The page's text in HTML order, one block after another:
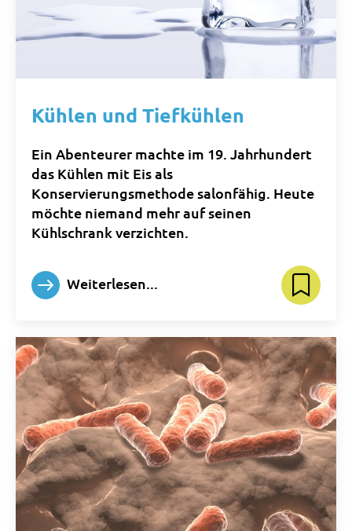
Kühlen und Tiefkühlen
Ein Abenteurer machte im 19. Jahrhundert
das Kühlen mit Eis als
Konservierungsmethode salonfähig. Heute
möchte niemand mehr auf seinen
Kühlschrank verzichten.
Weiterlesen...